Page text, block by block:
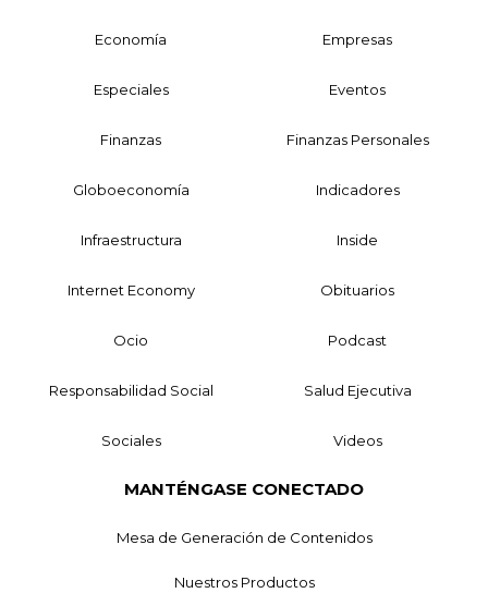
Economía Empresas
Especiales Eventos
Finanzas Finanzas Personales
Globoeconomía Indicadores
Infraestructura Inside
Internet Economy Obituarios
Ocio Podcast
Responsabilidad Social Salud Ejecutiva
Sociales Videos
MANTÉNGASE CONECTADO
Mesa de Generación de Contenidos
Nuestros Productos